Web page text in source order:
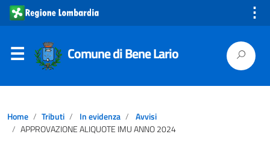
⋮
Comune di Bene Lario
Home Tributi In evidenza
Avvisi
APPROVAZIONE ALIQUOTE IMU ANNO 2024